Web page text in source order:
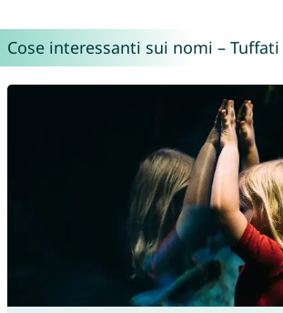
Cose interessanti sui nomi – Tuffati